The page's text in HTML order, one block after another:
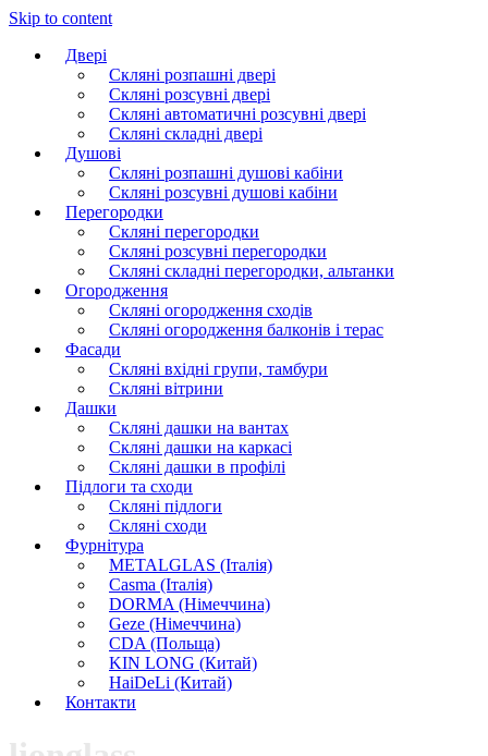
Skip to content
Двері
Скляні розпашні двері
Скляні розсувні двері
Скляні автоматичні розсувні двері
Скляні складні двері
Душові
Скляні розпашні душові кабіни
Скляні розсувні душові кабіни
Перегородки
Скляні перегородки
Скляні розсувні перегородки
Скляні складні перегородки, альтанки
Огородження
Скляні огородження сходів
Скляні огородження балконів і терас
Фасади
Скляні вхідні групи, тамбури
Скляні вітрини
Дашки
Скляні дашки на вантах
Скляні дашки на каркасі
Скляні дашки в профілі
Підлоги та сходи
Скляні підлоги
Скляні сходи
Фурнітура
METALGLAS (Італія)
Casma (Італія)
DORMA (Німеччина)
Geze (Німеччина)
CDA (Польща)
KIN LONG (Китай)
HaiDeLi (Китай)
Контакти